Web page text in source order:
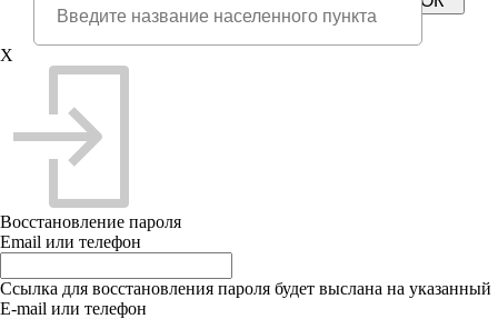
X
Восстановление пароля
Email или телефон
Ссылка для восстановления пароля будет выслана на указанный
E-mail или телефон